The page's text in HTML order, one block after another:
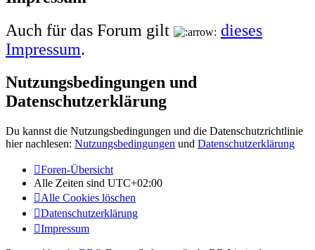
Auch für das Forum gilt
dieses
Impressum.
Nutzungsbedingungen und
Datenschutzerklärung
Du kannst die Nutzungsbedingungen und die Datenschutzrichtlinie
hier nachlesen: Nutzungsbedingungen und Datenschutzerklärung
Foren-Übersicht
Alle Zeiten sind UTC+02:00
Alle Cookies löschen
Datenschutzerklärung
Impressum